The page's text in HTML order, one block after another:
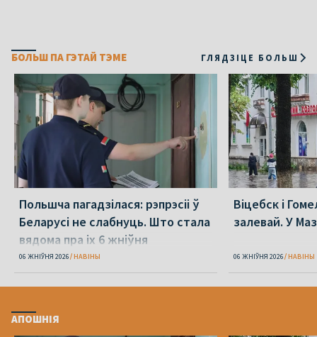
БОЛЬШ ПА ГЭТАЙ ТЭМЕ ГЛЯДЗІЦЕ БОЛЬШ
Польшча пагадзілася: рэпрэсіі ў
Беларусі не слабнуць. Што стала
вядома пра іх 6 жніўня
06 ЖНІЎНЯ 2026 НАВІНЫ
Віцебск і
залевай. У
06 ЖНІЎНЯ 2026 НАВІНЫ
АПОШНІЯ